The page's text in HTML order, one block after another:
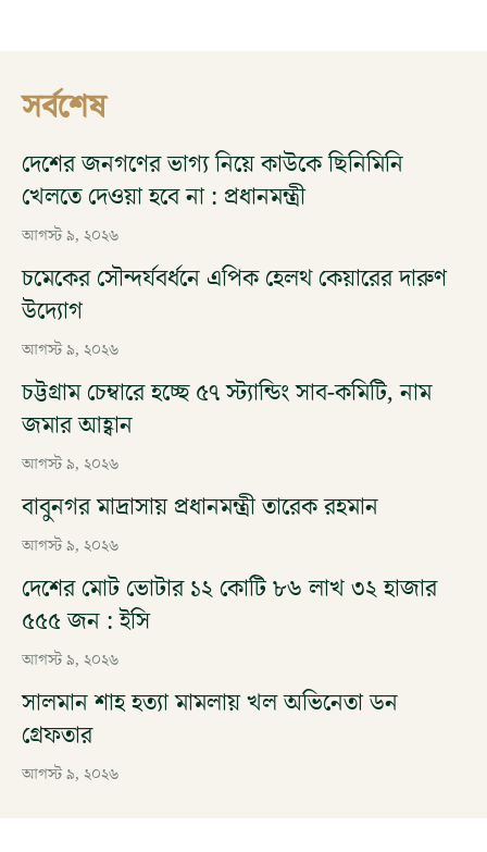
সর্বশেষ
দেশের জনগণের ভাগ্য নিয়ে কাউকে ছিনিমিনি
খেলতে দেওয়া হবে না : প্রধানমন্ত্রী
আগস্ট ৯, ২০২৬
চমেকের সৌন্দর্যবর্ধনে এপিক হেলথ কেয়ারের দারুণ
উদ্যোগ
আগস্ট ৯, ২০২৬
চট্টগ্রাম চেম্বারে হচ্ছে ৫৭ স্ট্যান্ডিং সাব-কমিটি, নাম
জমার আহ্বান
আগস্ট ৯, ২০২৬
বাবুনগর মাদ্রাসায় প্রধানমন্ত্রী তারেক রহমান
আগস্ট ৯, ২০২৬
দেশের মোট ভোটার ১২ কোটি ৮৬ লাখ ৩২ হাজার
৫৫৫ জন : ইসি
আগস্ট ৯, ২০২৬
সালমান শাহ হত্যা মামলায় খল অভিনেতা ডন
গ্রেফতার
আগস্ট ৯, ২০২৬